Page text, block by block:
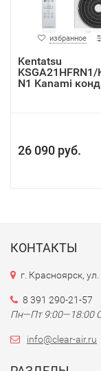
избранное
Kentatsu
KSGA21HFRN1/
N1 Kanami
26 090 руб.
КОНТАКТЫ
г. Красноярск,
8 391 290-21-57
Пн—Пт 9:00—18:00
info@clear-air.ru